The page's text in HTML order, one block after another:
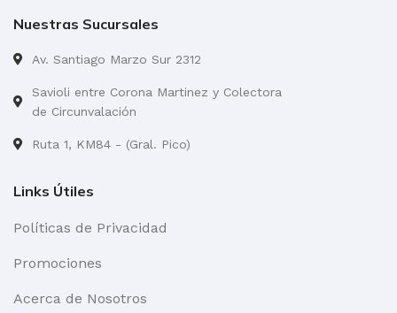
Nuestras Sucursales
Av. Santiago Marzo Sur 2312
Savioli entre Corona Martinez y Colectora
de Circunvalación
Ruta 1, KM84 - (Gral. Pico)
Links Útiles
Políticas de Privacidad
Promociones
Acerca de Nosotros